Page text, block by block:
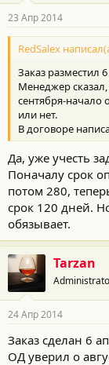
23 Апр 2014
RedSalex
Заказ разместил
Менеджер
сентября-начало
или нет.
В договоре
Да, уже учесть
Поначалу срок
потом 280,
срок 120 дней.
обязывает.
Tarzan
24 Апр 2014
Заказ сделан 6
ОД уверил о